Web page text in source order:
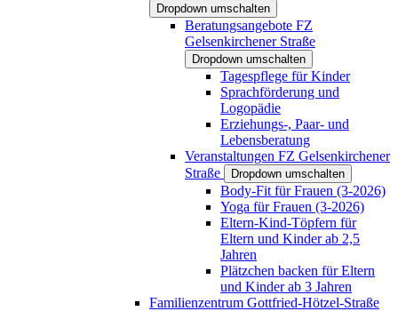
Dropdown umschalten
Beratungsangebote FZ
Gelsenkirchener Straße
Dropdown umschalten
Tagespflege für Kinder
Sprachförderung und
Logopädie
Erziehungs-, Paar- und
Lebensberatung
Veranstaltungen FZ Gelsenkirchener
Straße
Dropdown umschalten
Body-Fit für Frauen (3-2026)
Yoga für Frauen (3-2026)
Eltern-Kind-Töpfern für
Eltern und Kinder ab 2,5
Jahren
Plätzchen backen für Eltern
und Kinder ab 3 Jahren
Familienzentrum Gottfried-Hötzel-Straße